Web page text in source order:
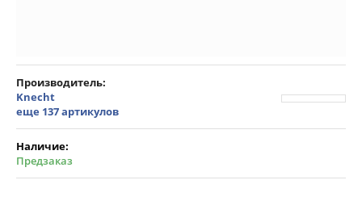
Наличие:
Предзаказ
Производитель
Knecht
еще 137 артикулов